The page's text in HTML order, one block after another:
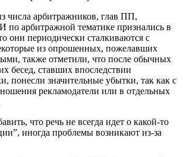
числа арбитражников, глав ПП,
по арбитражной тематике признались в
они периодически сталкиваются с
из опрошенных, пожелавших
также отметили, что после обычных
бесед, ставших впоследствии
понесли значительные убытки, так как с
рекламодатели или в отдельных
что речь не всегда идет о какой-то
иногда проблемы возникают из-за